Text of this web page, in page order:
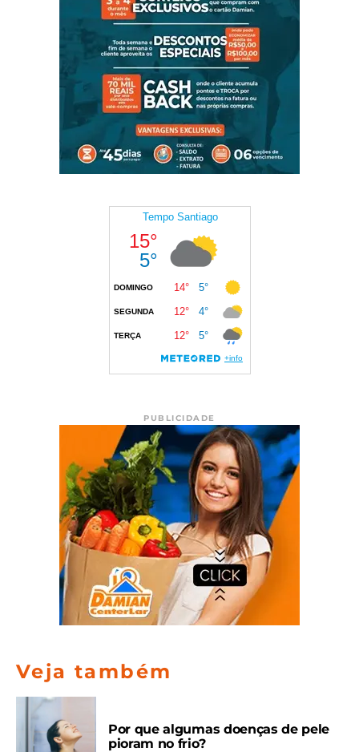
PUBLICIDADE
Veja também
Por que algumas doenças de pele
pioram no frio?